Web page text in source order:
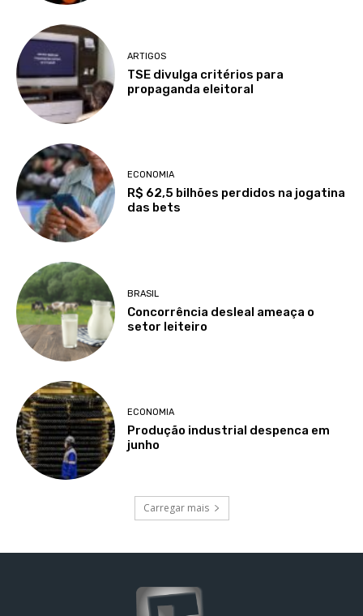
ARTIGOS
TSE divulga critérios para
propaganda eleitoral
ECONOMIA
R$ 62,5 bilhões perdidos na jogatina
das bets
BRASIL
Concorrência desleal ameaça o
setor leiteiro
ECONOMIA
Produção industrial despenca em
junho
Carregar mais